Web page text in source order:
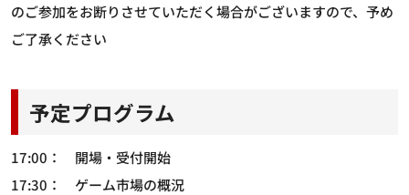
のご参加をお断りさせていただく場合がございますので、予め
ご了承ください
予定プログラム
17:00： 開場・受付開始
17:30： ゲーム市場の概況